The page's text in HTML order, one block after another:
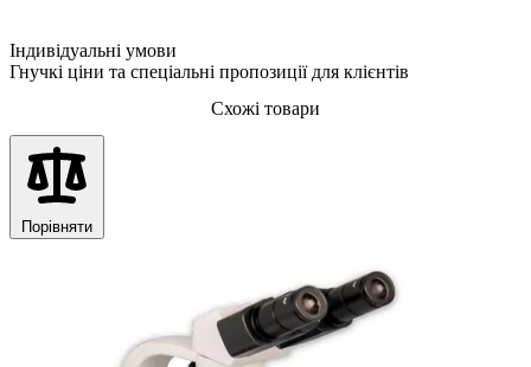
Індивідуальні умови
Гнучкі ціни та спеціальні пропозиції для клієнтів
Схожі товари
Порівняти